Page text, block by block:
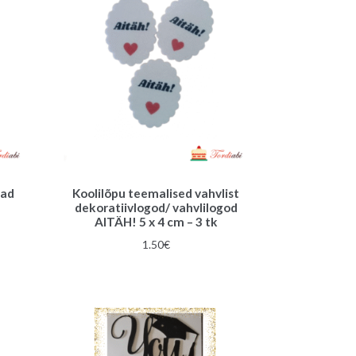
Koolilõpu teemalised vahvlist
dekoratiivlogod/ vahvlilogod
AITÄH! 5 x 4 cm – 3 tk
1.50€